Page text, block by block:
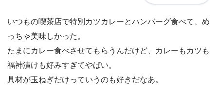
いつもの喫茶店で特別カツカレーとハンバーグ食べて、め
っちゃ美味しかった。
たまにカレー食べさせてもらうんだけど、カレーもカツも
福神漬けも好みすぎてやばい。
具材が玉ねぎだけっていうのも好きだなあ。